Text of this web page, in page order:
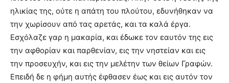
ηλικίας της, ούτε η απάτη του πλούτου, εδυνήθηκαν να
την χωρίσουν από τας αρετάς, και τα καλά έργα.
Eσχόλαζε γαρ η μακαρία, και έδωκε τον εαυτόν της εις
την αφθορίαν και παρθενίαν, εις την νηστείαν και εις
την προσευχήν, και εις την μελέτην των θείων Γραφών.
Eπειδή δε η φήμη αυτής έφθασεν έως και εις αυτόν τον